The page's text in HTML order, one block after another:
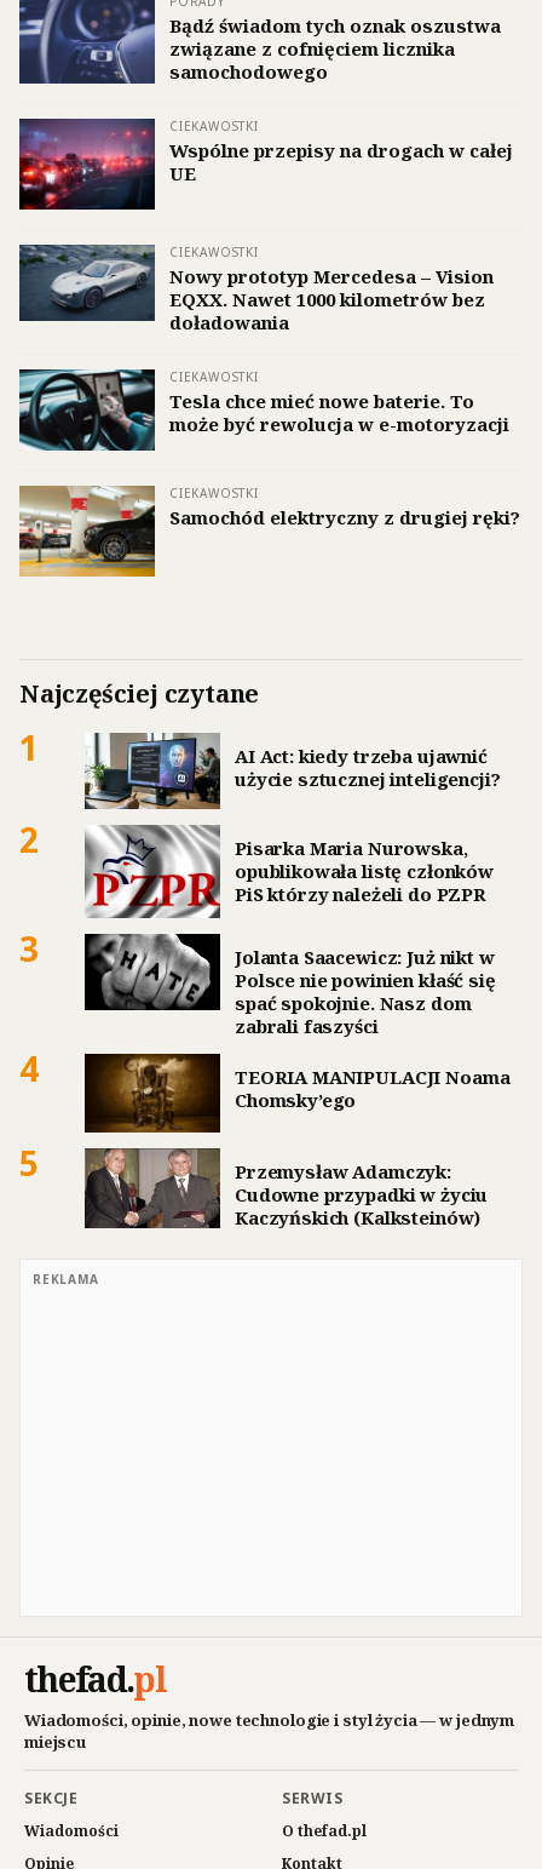
Bądź świadom tych oznak oszustwa
związane z cofnięciem licznika
samochodowego
CIEKAWOSTKI
Wspólne przepisy na drogach w całej
UE
CIEKAWOSTKI
Nowy prototyp Mercedesa – Vision
EQXX. Nawet 1000 kilometrów bez
doładowania
CIEKAWOSTKI
Tesla chce mieć nowe baterie. To
może być rewolucja w e-motoryzacji
CIEKAWOSTKI
Samochód elektryczny z drugiej ręki?
Najczęściej czytane
1
AI Act: kiedy trzeba ujawnić
użycie sztucznej inteligencji?
2
Pisarka Maria Nurowska,
opublikowała listę członków
PiS którzy należeli do PZPR
3
Jolanta Saacewicz: Już nikt w
Polsce nie powinien kłaść się
spać spokojnie. Nasz dom
zabrali faszyści
4
TEORIA MANIPULACJI Noama
Chomsky’ego
5
Przemysław Adamczyk:
Cudowne przypadki w życiu
Kaczyńskich (Kalksteinów)
REKLAMA
thefad.pl
Wiadomości, opinie, nowe technologie i styl życia — w jednym
miejscu
SEKCJE
Wiadomości
Opinie
SERWIS
O thefad.pl
Kontakt